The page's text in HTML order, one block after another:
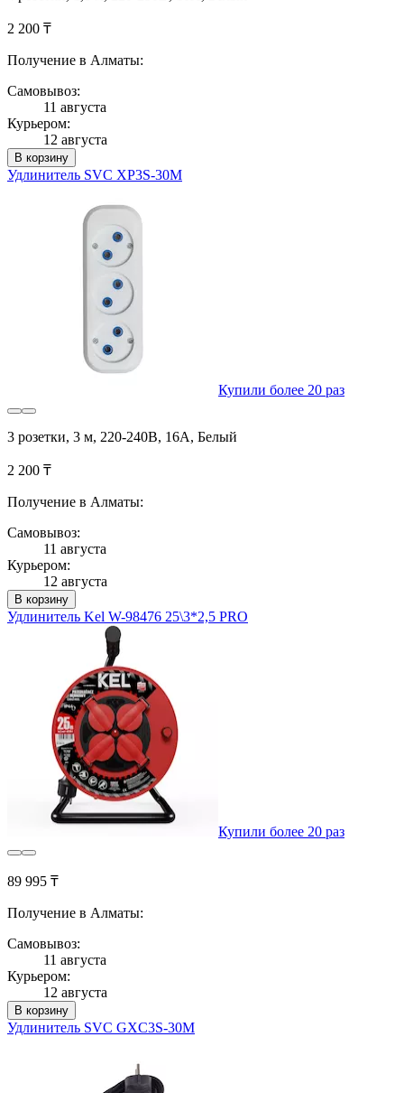
2 200 ₸
Получение в Алматы:
Самовывоз:
11 августа
Курьером:
12 августа
В корзину
Удлинитель SVC XP3S-30M
Купили более 20 раз
3 розетки, 3 м, 220-240В, 16A, Белый
2 200 ₸
Получение в Алматы:
Самовывоз:
11 августа
Курьером:
12 августа
В корзину
Удлинитель Kel W-98476 25\3*2,5 PRO
Купили более 20 раз
89 995 ₸
Получение в Алматы:
Самовывоз:
11 августа
Курьером:
12 августа
В корзину
Удлинитель SVC GXC3S-30M